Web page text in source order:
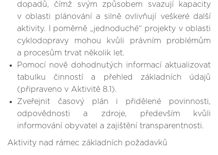
dopadů, čímž svým způsobem svazují kapacity
v oblasti plánování a silně ovlivňují veškeré další
aktivity. I poměrně „jednoduché“ projekty v oblasti
cyklodopravy mohou kvůli právním problémům
a procesům trvat několik let.
Pomocí nově dohodnutých informací aktualizovat
tabulku činností a přehled základních údajů
(připraveno v Aktivitě 8.1).
Zveřejnit časový plán i přidělené povinnosti,
odpovědnosti a zdroje, především kvůli
informování obyvatel a zajištění transparentnosti.
Aktivity nad rámec základních požadavků